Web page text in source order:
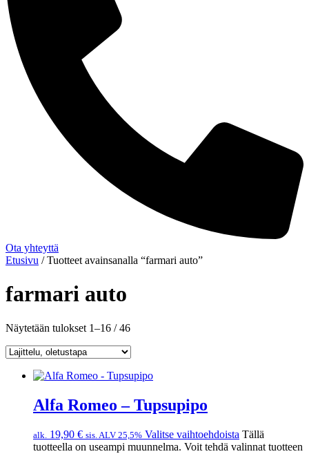
Ota yhteyttä
Etusivu / Tuotteet avainsanalla “farmari auto”
farmari auto
Näytetään tulokset 1–16 / 46
Alfa Romeo – Tupsupipo
alk. 19,90 € sis. ALV 25,5% Valitse vaihtoehdoista Tällä
tuotteella on useampi muunnelma. Voit tehdä valinnat tuotteen